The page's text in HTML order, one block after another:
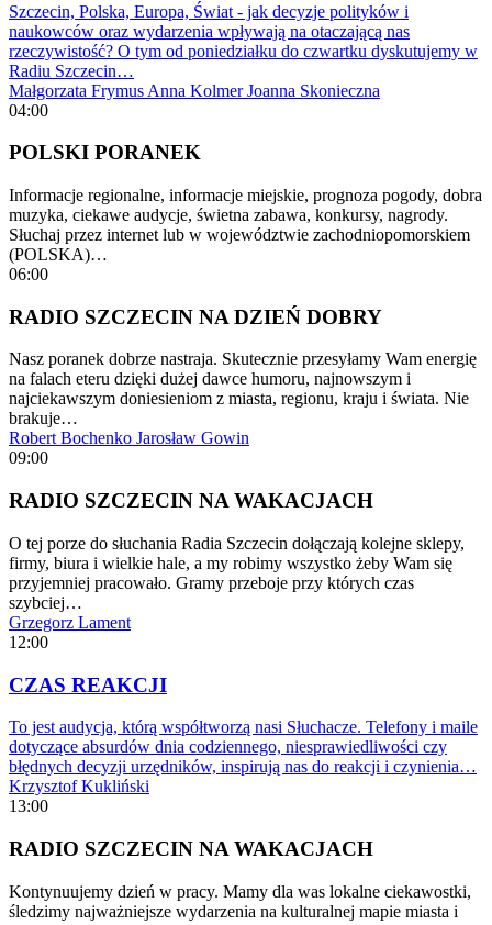
Szczecin, Polska, Europa, Świat - jak decyzje polityków i
naukowców oraz wydarzenia wpływają na otaczającą nas
rzeczywistość? O tym od poniedziałku do czwartku dyskutujemy w
Radiu Szczecin…
Małgorzata Frymus Anna Kolmer Joanna Skonieczna
04:00
POLSKI PORANEK
Informacje regionalne, informacje miejskie, prognoza pogody, dobra
muzyka, ciekawe audycje, świetna zabawa, konkursy, nagrody.
Słuchaj przez internet lub w województwie zachodniopomorskiem
(POLSKA)…
06:00
RADIO SZCZECIN NA DZIEŃ DOBRY
Nasz poranek dobrze nastraja. Skutecznie przesyłamy Wam energię
na falach eteru dzięki dużej dawce humoru, najnowszym i
najciekawszym doniesieniom z miasta, regionu, kraju i świata. Nie
brakuje…
Robert Bochenko Jarosław Gowin
09:00
RADIO SZCZECIN NA WAKACJACH
O tej porze do słuchania Radia Szczecin dołączają kolejne sklepy,
firmy, biura i wielkie hale, a my robimy wszystko żeby Wam się
przyjemniej pracowało. Gramy przeboje przy których czas
szybciej…
Grzegorz Lament
12:00
CZAS REAKCJI
To jest audycja, którą współtworzą nasi Słuchacze. Telefony i maile
dotyczące absurdów dnia codziennego, niesprawiedliwości czy
błędnych decyzji urzędników, inspirują nas do reakcji i czynienia…
Krzysztof Kukliński
13:00
RADIO SZCZECIN NA WAKACJACH
Kontynuujemy dzień w pracy. Mamy dla was lokalne ciekawostki,
śledzimy najważniejsze wydarzenia na kulturalnej mapie miasta i